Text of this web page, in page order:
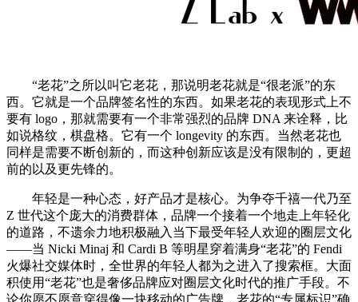
“老花”之所以叫它老花，那说明老花就是“很老派”的东
西。它就是一个品牌签名性的东西。如果老花的表现形式上不
要有 logo，那就需要有一个非常强烈的品牌 DNA 来诠释，比
如说格纹，棋盘格。它有一个 longevity 的东西。当然老花也
同样是需要不断创新的，而这种创新应该是没有限制的，更超
前的以及更先锋的。
年轻是一种心态，好产品才是核心。为争夺千禧一代乃至
Z 世代这个庞大的消费群体，品牌一个接着一个地走上年轻化
的道路，不遗余力地积极融入当下最受年轻人欢迎的圈层文化
——当 Nicki Minaj 和 Cardi B 等明星穿着满身“老花”的 Fendi
火爆社交媒体时，全世界的年轻人都为之进入了搜索框。大面
积使用“老花”也是奢侈品牌应对圈层文化时代的推广手段。不
论你愿不愿意穿得像一块移动的广告牌，老花的“专属标识”确